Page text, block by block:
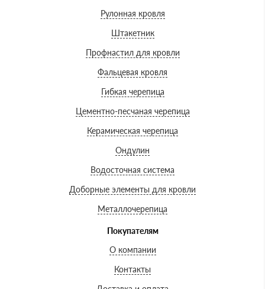
Рулонная кровля
Штакетник
Профнастил для кровли
Фальцевая кровля
Гибкая черепица
Цементно-песчаная черепица
Керамическая черепица
Ондулин
Водосточная система
Доборные элементы для кровли
Металлочерепица
Покупателям
О компании
Контакты